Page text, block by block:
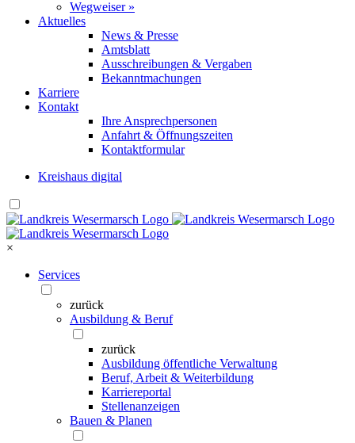
Wegweiser »
Aktuelles
News & Presse
Amtsblatt
Ausschreibungen & Vergaben
Bekanntmachungen
Karriere
Kontakt
Ihre Ansprechpersonen
Anfahrt & Öffnungszeiten
Kontaktformular
Kreishaus digital
×
Services
zurück
Ausbildung & Beruf
zurück
Ausbildung öffentliche Verwaltung
Beruf, Arbeit & Weiterbildung
Karriereportal
Stellenanzeigen
Bauen & Planen